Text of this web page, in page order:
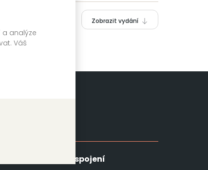
a analýze
Váš
Zobrazit vydání
Bankovní spojení